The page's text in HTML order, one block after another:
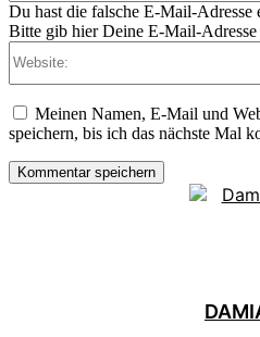
Du hast die falsche E-Mail-Adresse
Bitte gib hier Deine E-Mail-Adresse
Meinen Namen, E-Mail und
speichern, bis ich das nächste Mal